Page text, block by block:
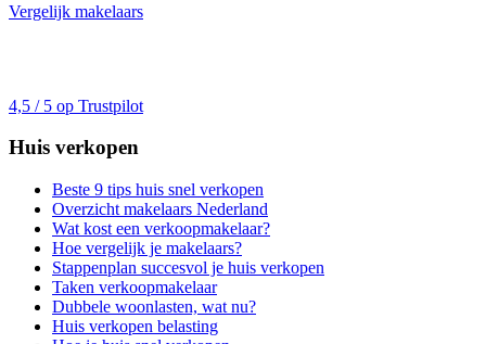
Vergelijk makelaars
4,5 / 5 op Trustpilot
Huis verkopen
Beste 9 tips huis snel verkopen
Overzicht makelaars Nederland
Wat kost een verkoopmakelaar?
Hoe vergelijk je makelaars?
Stappenplan succesvol je huis verkopen
Taken verkoopmakelaar
Dubbele woonlasten, wat nu?
Huis verkopen belasting